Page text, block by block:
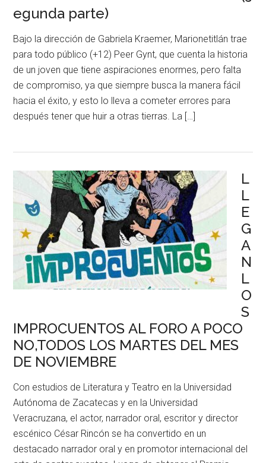
egunda parte)
Bajo la dirección de Gabriela Kraemer, Marionetitlán trae
para todo público (+12) Peer Gynt, que cuenta la historia
de un joven que tiene aspiraciones enormes, pero falta
de compromiso, ya que siempre busca la manera fácil
hacia el éxito, y esto lo lleva a cometer errores para
después tener que huir a otras tierras. La […]
L
L
E
G
A
N
L
O
S
IMPROCUENTOS AL FORO A POCO
NO,TODOS LOS MARTES DEL MES
DE NOVIEMBRE
Con estudios de Literatura y Teatro en la Universidad
Autónoma de Zacatecas y en la Universidad
Veracruzana, el actor, narrador oral, escritor y director
escénico César Rincón se ha convertido en un
destacado narrador oral y en promotor internacional del